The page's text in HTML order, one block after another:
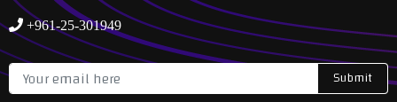
+961-25-301949
Submit